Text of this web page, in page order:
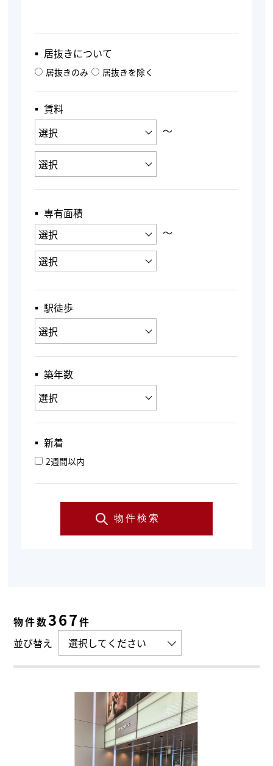
▪︎ 居抜きについて
居抜きのみ 居抜きを除く
▪︎ 賃料
〜
▪︎ 専有面積
〜
▪︎ 駅徒歩
▪︎ 築年数
▪︎ 新着
2週間以内
物件検索
物件数367件
並び替え